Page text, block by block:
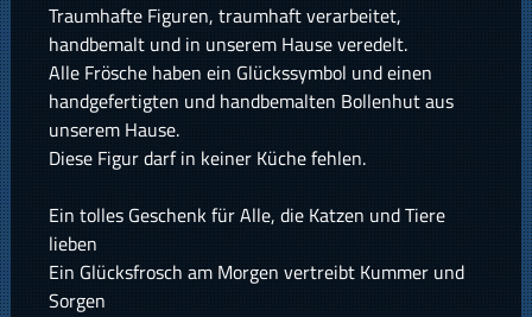
Traumhafte Figuren, traumhaft verarbeitet,
handbemalt und in unserem Hause veredelt.
Alle Frösche haben ein Glückssymbol und einen
handgefertigten und handbemalten Bollenhut aus
unserem Hause.
Diese Figur darf in keiner Küche fehlen.
Ein tolles Geschenk für Alle, die Katzen und Tiere
lieben
Ein Glücksfrosch am Morgen vertreibt Kummer und
Sorgen